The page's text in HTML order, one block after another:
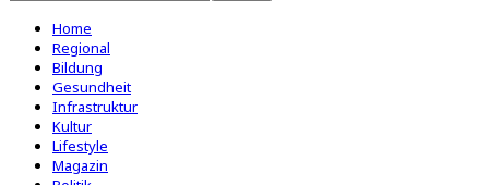
Home
Regional
Bildung
Gesundheit
Infrastruktur
Kultur
Lifestyle
Magazin